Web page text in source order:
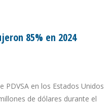
85% en 2024
PDVSA en los Estados Unidos
de dólares durante el